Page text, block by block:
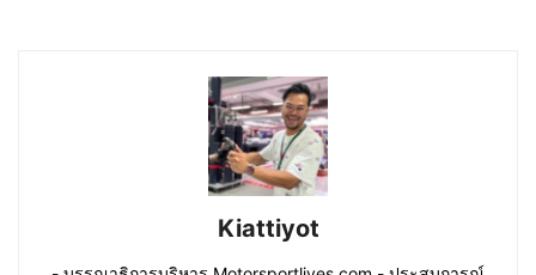
Kiattiyot